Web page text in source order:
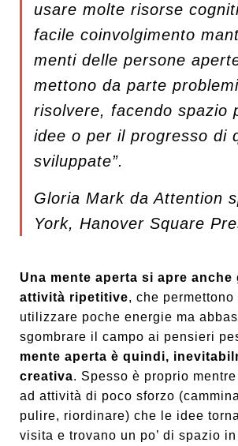
usare molte risorse
facile coinvolgimento
menti delle persone
mettono da parte
risolvere, facendo spazio
idee o per il progresso di
sviluppate”.
Gloria Mark daAttention
York, Hanover Square
Una mente aperta si apre anche
attività ripetitive, che
utilizzare poche energie ma
sgombrare il campo ai pensieri
mente aperta è quindi,
creativa. Spesso è proprio
ad attività di poco sforzo
pulire, riordinare) che le idee
visita e trovano un po’ di spazio